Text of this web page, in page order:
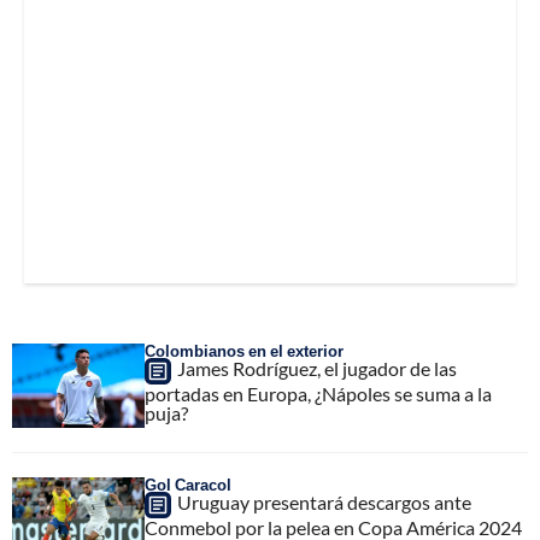
Colombianos en el exterior
James Rodríguez, el jugador de las
portadas en Europa, ¿Nápoles se suma a la
puja?
Gol Caracol
Uruguay presentará descargos ante
Conmebol por la pelea en Copa América 2024